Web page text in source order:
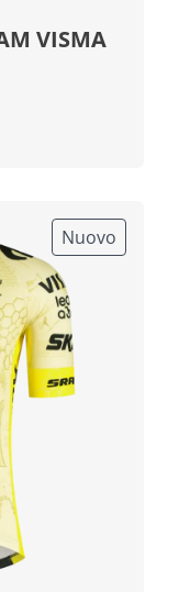
VISMA
Nuovo